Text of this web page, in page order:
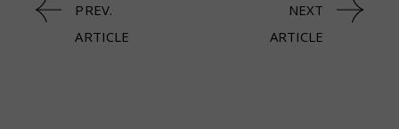
PREV.
ARTICLE
NEXT
ARTICLE